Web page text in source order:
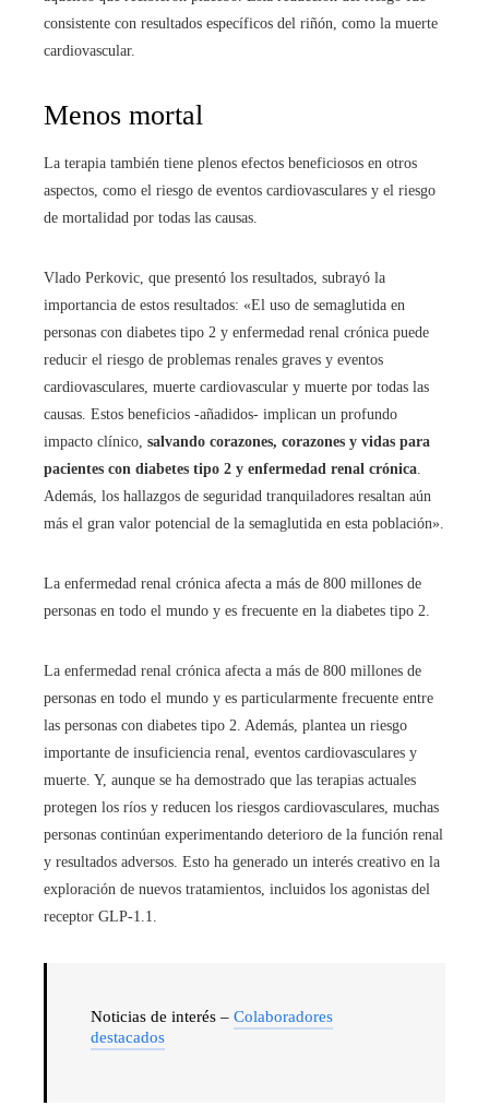
consistente con resultados específicos del riñón, como la muerte
cardiovascular.
Menos mortal
La terapia también tiene plenos efectos beneficiosos en otros
aspectos, como el riesgo de eventos cardiovasculares y el riesgo
de mortalidad por todas las causas.
Vlado Perkovic, que presentó los resultados, subrayó la
importancia de estos resultados: «El uso de semaglutida en
personas con diabetes tipo 2 y enfermedad renal crónica puede
reducir el riesgo de problemas renales graves y eventos
cardiovasculares, muerte cardiovascular y muerte por todas las
causas. Estos beneficios -añadidos- implican un profundo
impacto clínico, salvando corazones, corazones y vidas para
pacientes con diabetes tipo 2 y enfermedad renal crónica.
Además, los hallazgos de seguridad tranquiladores resaltan aún
más el gran valor potencial de la semaglutida en esta población».
La enfermedad renal crónica afecta a más de 800 millones de
personas en todo el mundo y es frecuente en la diabetes tipo 2.
La enfermedad renal crónica afecta a más de 800 millones de
personas en todo el mundo y es particularmente frecuente entre
las personas con diabetes tipo 2. Además, plantea un riesgo
importante de insuficiencia renal, eventos cardiovasculares y
muerte. Y, aunque se ha demostrado que las terapias actuales
protegen los ríos y reducen los riesgos cardiovasculares, muchas
personas continúan experimentando deterioro de la función renal
y resultados adversos. Esto ha generado un interés creativo en la
exploración de nuevos tratamientos, incluidos los agonistas del
receptor GLP-1.1.
Noticias de interés – Colaboradores
destacados